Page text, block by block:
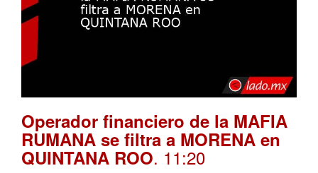
Operador financiero de la MAFIA
RUMANA se filtra a MORENA en
QUINTANA ROO. 11:20